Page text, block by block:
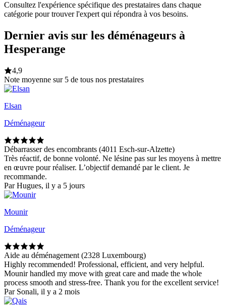
Consultez l'expérience spécifique des prestataires dans chaque
catégorie pour trouver l'expert qui répondra à vos besoins.
Dernier avis sur les déménageurs à
Hesperange
4,9
Note moyenne sur 5 de tous nos prestataires
Elsan
Déménageur
Débarrasser des encombrants (4011 Esch-sur-Alzette)
Très réactif, de bonne volonté. Ne lésine pas sur les moyens à mettre
en œuvre pour réaliser. L’objectif demandé par le client. Je
recommande.
Par Hugues, il y a 5 jours
Mounir
Déménageur
Aide au déménagement (2328 Luxembourg)
Highly recommended! Professional, efficient, and very helpful.
Mounir handled my move with great care and made the whole
process smooth and stress-free. Thank you for the excellent service!
Par Sonali, il y a 2 mois